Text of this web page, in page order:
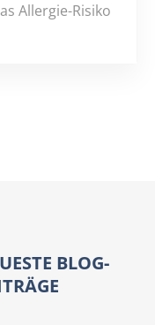
Allergie-Risiko
BLOG-